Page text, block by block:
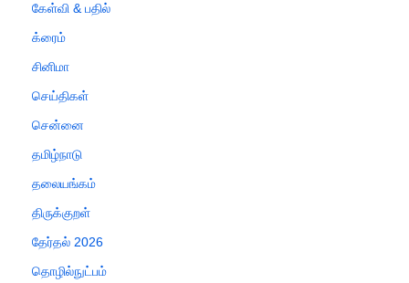
கேள்வி & பதில்
க்ரைம்
சினிமா
செய்திகள்
சென்னை
தமிழ்நாடு
தலையங்கம்
திருக்குறள்
தேர்தல் 2026
தொழில்நுட்பம்